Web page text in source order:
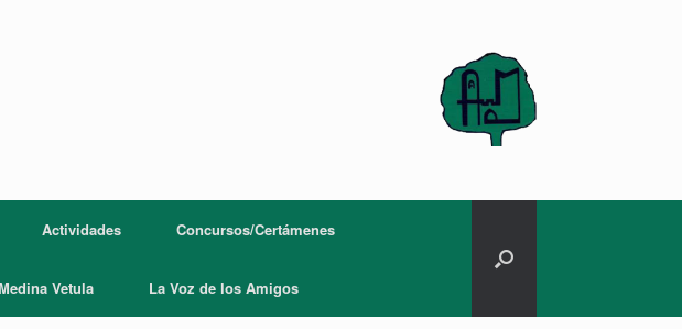
Actividades Concursos/Certámenes
Vetula La Voz de los Amigos